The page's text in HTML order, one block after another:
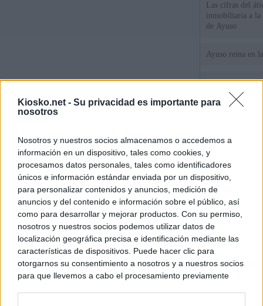
Kiosko.net - Su privacidad es importante para
nosotros
Nosotros y nuestros socios almacenamos o accedemos a
información en un dispositivo, tales como cookies, y
procesamos datos personales, tales como identificadores
únicos e información estándar enviada por un dispositivo,
para personalizar contenidos y anuncios, medición de
anuncios y del contenido e información sobre el público, así
como para desarrollar y mejorar productos. Con su permiso,
nosotros y nuestros socios podemos utilizar datos de
localización geográfica precisa e identificación mediante las
características de dispositivos. Puede hacer clic para
otorgarnos su consentimiento a nosotros y a nuestros socios
para que llevemos a cabo el procesamiento previamente
Las cifras del
inmobiliaria a la
de Ayuso
Ayuso reina en
El juez propone
la filtración de
jefa" Ayuso
WhatsApp,
un nuevo cruce
15 de agosto
© Kiosko.net Aviso Legal Privacidad y Cookies